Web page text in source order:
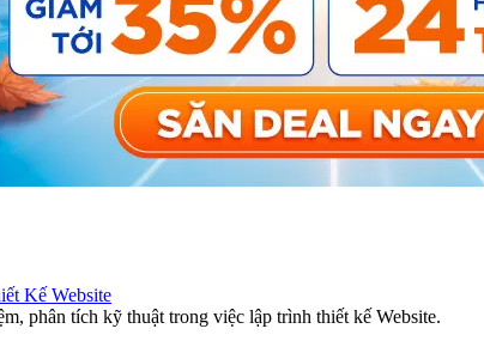
Kế Website
phân tích kỹ thuật trong việc lập trình thiết kế Website.